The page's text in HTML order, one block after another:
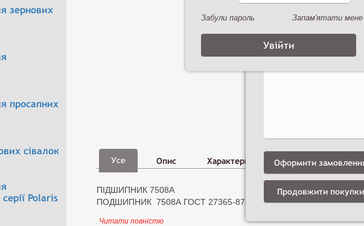
зернових
просапних
сівалок
Polaris
Усе Опис Характеристики
Фото,
Відео
і
ПІДШИПНИК 7508А
ПОДШИПНИК 7508А ГОСТ 27365-87
Читати повністю
Оформити
Продовжити покупки
Забули пароль Запам'ятати мене